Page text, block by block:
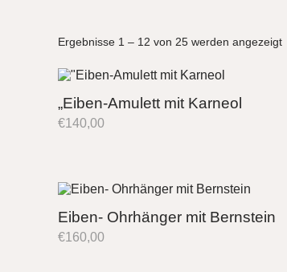
Ergebnisse 1 – 12 von 25 werden angezeigt
„Eiben-Amulett mit Karneol
€140,00
Eiben- Ohrhänger mit Bernstein
€160,00